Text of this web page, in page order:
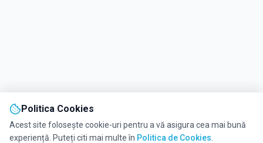
Politica Cookies
Acest site folosește cookie-uri pentru a vă asigura cea mai bună
experiență. Puteți citi mai multe în Politica de Cookies